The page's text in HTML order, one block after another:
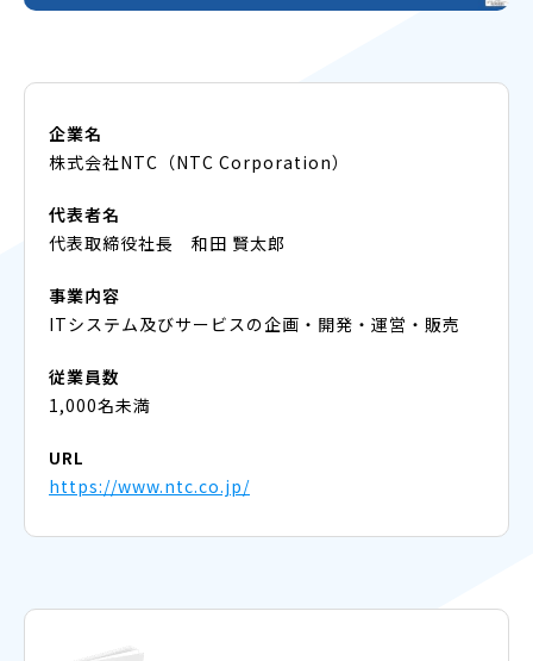
企業名
株式会社NTC（NTC Corporation）
代表者名
代表取締役社長 和田 賢太郎
事業内容
ITシステム及びサービスの企画・開発・運営・販売
従業員数
1,000名未満
URL
https://www.ntc.co.jp/